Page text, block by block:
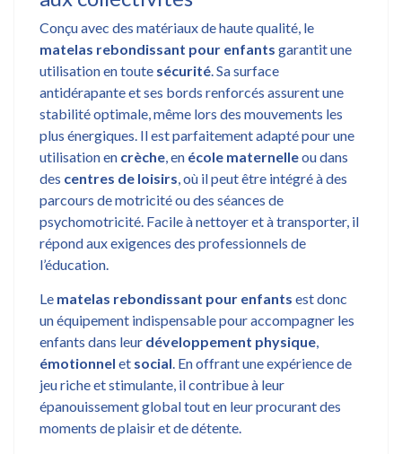
Conçu avec des matériaux de haute qualité, le
matelas rebondissant pour enfants garantit une
utilisation en toute sécurité. Sa surface
antidérapante et ses bords renforcés assurent une
stabilité optimale, même lors des mouvements les
plus énergiques. Il est parfaitement adapté pour une
utilisation en crèche, en école maternelleou dans
des centres de loisirs, où il peut être intégré à des
parcours de motricité ou des séances de
psychomotricité. Facile à nettoyer et à transporter, il
répond aux exigences des professionnels de
l’éducation.
Le matelas rebondissant pour enfants est donc
un équipement indispensable pour accompagner les
enfants dans leur développement physique,
émotionnel et social. En offrant une expérience de
jeu riche et stimulante, il contribue à leur
épanouissement global tout en leur procurant des
moments de plaisir et de détente.